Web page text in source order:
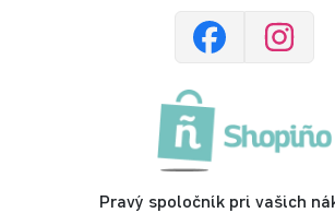
Pravý spoločník pri vašich